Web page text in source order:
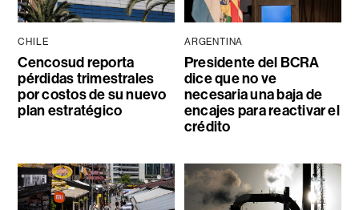
CHILE
Cencosud reporta
pérdidas trimestrales
por costos de su nuevo
plan estratégico
ARGENTINA
Presidente del BCRA
dice que no ve
necesaria una baja de
encajes para reactivar el
crédito